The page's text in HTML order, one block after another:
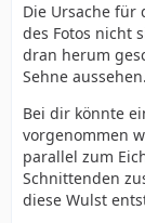
Die Ursache für
des Fotos nicht
dran herum
Sehne aussehen.
Bei dir könnte
vorgenommen
parallel zum
Schnittenden
diese Wulst